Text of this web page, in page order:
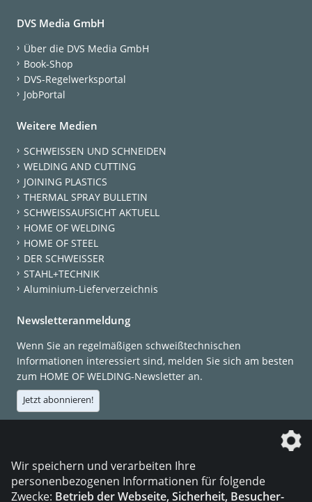
DVS Media GmbH
Über die DVS Media GmbH
Book-Shop
DVS-Regelwerksportal
JobPortal
Weitere Medien
SCHWEISSEN UND SCHNEIDEN
WELDING AND CUTTING
JOINING PLASTICS
THERMAL SPRAY BULLETIN
SCHWEISSAUFSICHT AKTUELL
HOME OF WELDING
HOME OF STEEL
DER SCHWEISSER
STAHL+TECHNIK
Aluminium-Lieferverzeichnis
Newsletteranmeldung
Wenn Sie an regelmäßigen schweißtechnischen
Informationen interessiert sind, melden Sie sich am besten
zum HOME OF WELDING-Newsletter an.
Jetzt abonnieren!
Die DVS Media GmbH ist ein Unternehmen der
Wir speichern und verarbeiten Ihre
personenbezogenen Informationen für folgende
Zwecke: Betrieb der Webseite, Sicherheit, Besucher-